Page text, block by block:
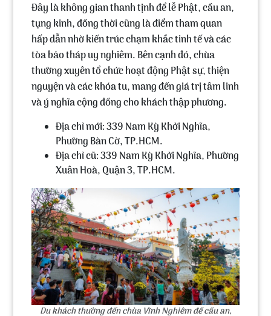
Đây là không gian thanh tịnh để lễ Phật, cầu an,
tụng kinh, đồng thời cũng là điểm tham quan
hấp dẫn nhờ kiến trúc chạm khắc tinh tế và các
tòa bảo tháp uy nghiêm. Bên cạnh đó, chùa
thường xuyên tổ chức hoạt động Phật sự, thiện
nguyện và các khóa tu, mang đến giá trị tâm linh
và ý nghĩa cộng đồng cho khách thập phương.
Địa chỉ mới: 339 Nam Kỳ Khởi Nghĩa,
Phường Bàn Cờ, TP.HCM.
Địa chỉ cũ: 339 Nam Kỳ Khởi Nghĩa, Phường
Xuân Hoà, Quận 3, TP.HCM.
Du khách thường đến chùa Vĩnh Nghiêm để cầu an,